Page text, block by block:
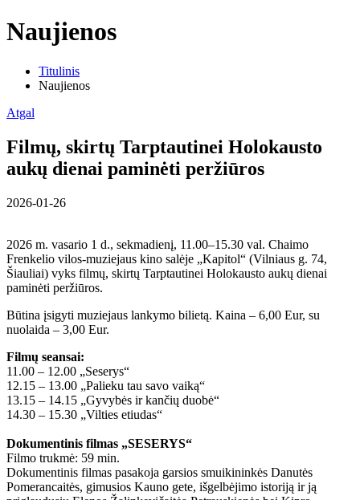
Naujienos
Titulinis
Naujienos
Atgal
Filmų, skirtų Tarptautinei Holokausto
aukų dienai paminėti peržiūros
2026-01-26
2026 m. vasario 1 d., sekmadienį, 11.00–15.30 val. Chaimo
Frenkelio vilos-muziejaus kino salėje „Kapitol“ (Vilniaus g. 74,
Šiauliai) vyks filmų, skirtų Tarptautinei Holokausto aukų dienai
paminėti peržiūros.
Būtina įsigyti muziejaus lankymo bilietą. Kaina – 6,00 Eur, su
nuolaida – 3,00 Eur.
Filmų seansai:
11.00 – 12.00 „Seserys“
12.15 – 13.00 „Palieku tau savo vaiką“
13.15 – 14.15 „Gyvybės ir kančių duobė“
14.30 – 15.30 „Vilties etiudas“
Dokumentinis filmas „SESERYS“
Filmo trukmė: 59 min.
Dokumentinis filmas pasakoja garsios smuikininkės Danutės
Pomerancaitės, gimusios Kauno gete, išgelbėjimo istoriją ir ją